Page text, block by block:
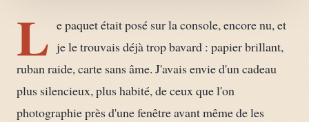
L e paquet était posé sur la console, encore nu, et
je le trouvais déjà trop bavard : papier brillant,
ruban raide, carte sans âme. J'avais envie d'un cadeau
plus silencieux, plus habité, de ceux que l'on
photographie près d'une fenêtre avant même de les